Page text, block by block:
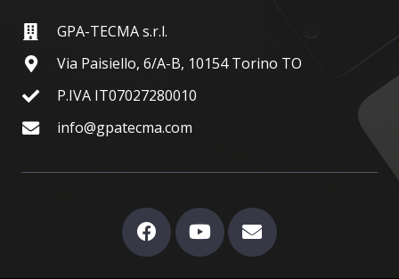
GPA-TECMA s.r.l.
Via Paisiello, 6/A-B, 10154 Torino TO
P.IVA IT07027280010
info@gpatecma.com